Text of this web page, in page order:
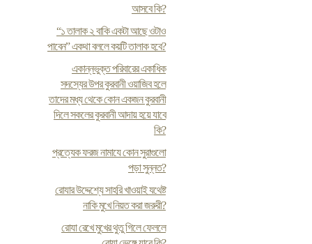
আসবে কি?
“১ তালাক ২ বাকি একটা আছে ওটাও
পাবেন” একথা বললে কয়টি তালাক হবে?
একান্নভুক্ত পরিবারের একাধিক
সদস্যের উপর কুরবানী ওয়াজিব হলে
তাদের মধ্য থেকে কোন একজন কুরবানী
দিলে সকলের কুরবানী আদায় হয়ে যাবে
কি?
প্রত্যেক ফরজ নামাযে কোন সুরাগুলো
পড়া সুন্নত?
রোযার উদ্দেশ্যে সাহরি খাওয়াই যথেষ্ট
নাকি মুখে নিয়ত করা জরুরী?
রোযা রেখে মুখের থুতু গিলে ফেললে